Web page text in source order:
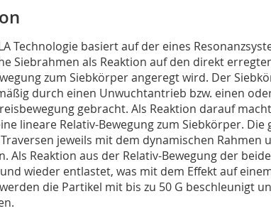
Technologie basiert auf der eines
Siebrahmen als Reaktion auf den direkt
zum Siebkörper angeregt wird. Der
durch einen Unwuchtantrieb bzw. einen
gebracht. Als Reaktion darauf
lineare Relativ-Bewegung zum Siebkörper.
jeweils mit dem dynamischen Rahmen
Als Reaktion aus der Relativ-Bewegung der
wieder entlastet, was mit dem Effekt auf
die Partikel mit bis zu 50 G beschleunigt